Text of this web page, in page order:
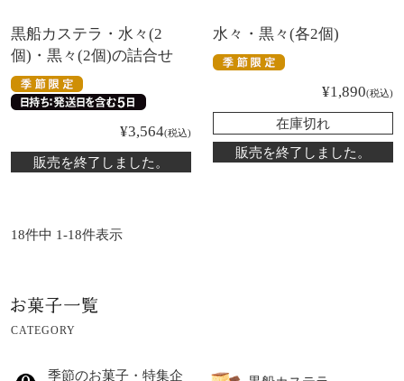
黒船カステラ・水々(2
個)・黒々(2個)の詰合せ
¥3,564 税込
販売を終了しました。
水々・黒々(各2個)
¥1,890 税込
在庫切れ
販売を終了しました。
18件中 1-18件表示
CATEGORY
季節のお菓子・特集企